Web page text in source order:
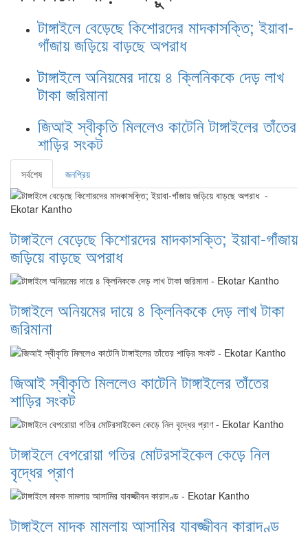
টাঙ্গাইলে বেড়েছে কিশোরদের মাদকাসক্তি; ইয়াবা-
গাঁজায় জড়িয়ে বাড়ছে অপরাধ
টাঙ্গাইলে অনিয়মের দায়ে ৪ ক্লিনিককে দেড় লাখ
টাকা জরিমানা
জিআই স্বীকৃতি মিললেও কাটেনি টাঙ্গাইলের তাঁতের
শাড়ির সংকট
সর্বশেষ জনপ্রিয়
টাঙ্গাইলে বেড়েছে কিশোরদের মাদকাসক্তি; ইয়াবা-গাঁজায়
জড়িয়ে বাড়ছে অপরাধ
টাঙ্গাইলে অনিয়মের দায়ে ৪ ক্লিনিককে দেড় লাখ টাকা
জরিমানা
জিআই স্বীকৃতি মিললেও কাটেনি টাঙ্গাইলের তাঁতের
শাড়ির সংকট
টাঙ্গাইলে বেপরোয়া গতির মোটরসাইকেল কেড়ে নিল
বৃদ্ধের প্রাণ
টাঙ্গাইলে মাদক মামলায় আসামির যাবজ্জীবন কারাদণ্ড